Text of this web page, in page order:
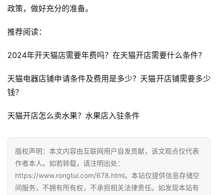
A
i
观
察
电
商
营
直
播
带
货
政策，做好充分的准备。
推荐阅读：
2024年开天猫店需要年费吗？在天猫开店需要什么条件？
天猫电器店铺申请条件及费用是多少？天猫开店铺需要多少
钱？
天猫开店怎么卖水果？水果店入驻条件
版权声明：本文内容由互联网用户自发贡献，该文观点仅代表
作者本人。如若转载，请注明出处：
https://www.rongtui.com/678.html。本站仅提供信息存储空
间服务，不拥有所有权，不承担相关法律责任。如发现本站有